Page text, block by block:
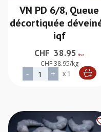
VN PD 6/8, Queue
décortiquée
iqf
CHF 38.95 htva
CHF 38.95/kg
- quantité de VN PD
+ x 1
Alternative: